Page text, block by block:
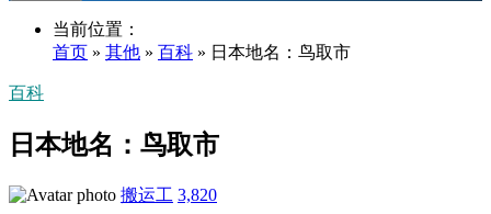
当前位置：
首页 » 其他 » 百科 » 日本地名：鸟取市
百科
日本地名：鸟取市
搬运工 3,820